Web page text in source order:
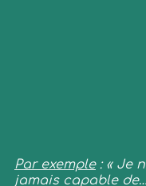
Par exemple : « Je
jamais capable de…